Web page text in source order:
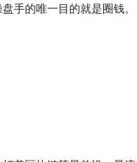
手的唯一目的就是圈钱。